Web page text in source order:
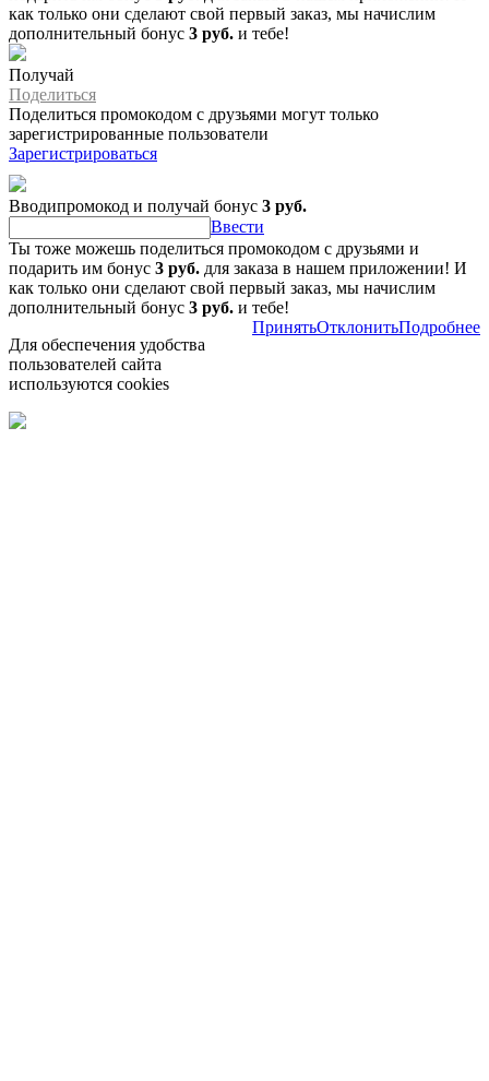
как только они сделают свой первый заказ, мы начислим
дополнительный бонус 3 руб. и тебе!
Получай
Поделиться
Поделиться промокодом с друзьями могут только
зарегистрированные пользователи
Зарегистрироваться
Вводипромокод и получай бонус 3 руб.
Ввести
Ты тоже можешь поделиться промокодом с друзьями и
подарить им бонус 3 руб. для заказа в нашем приложении! И
как только они сделают свой первый заказ, мы начислим
дополнительный бонус 3 руб. и тебе!
Для обеспечения удобства
пользователей сайта
используются cookies
ПринятьОтклонитьПодробнее